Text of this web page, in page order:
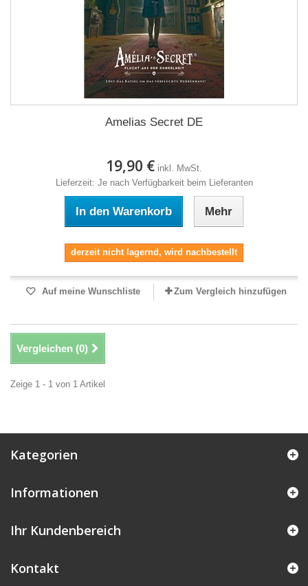
Amelias Secret DE
19,90 € inkl. MwSt.
Lieferzeit: Je nach Verfügbarkeit beim Lieferanten
In den Warenkorb Mehr
derzeit nicht lagernd, wird nachbestellt
Auf meine Wunschliste Zum Vergleich hinzufügen
Vergleichen (0)
Zeige 1 - 1 von 1 Artikel
Kategorien
Informationen
Ihr Kundenbereich
Kontakt